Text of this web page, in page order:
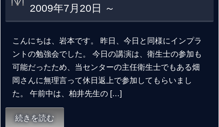
2009年7月20日 ～
こんにちは、岩本です。 昨日、今日と同様にインプラ
ントの勉強会でした。 今日の講演は、衛生士の参加も
可能だったため、当センターの主任衛生士でもある畑
岡さんに無理言って休日返上で参加してもらいまし
た。 午前中は、柏井先生の […]
続きを読む